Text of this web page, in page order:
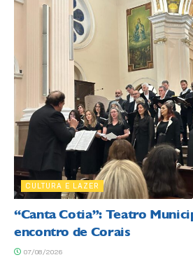
CULTURA E LAZER
“Canta Cotia”: Teatro
encontro de Corais
07/08/2026